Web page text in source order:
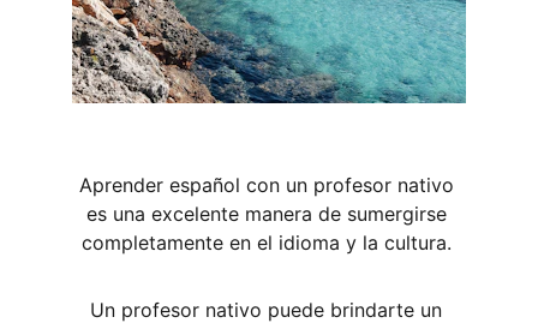
Aprender español con un profesor nativo
es una excelente manera de sumergirse
completamente en el idioma y la cultura.
Un profesor nativo puede brindarte un